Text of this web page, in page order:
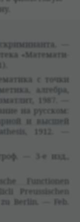
«Матема­ти­
с точки
алгебра,
1987. —
на рус­ском:
и высшей
1912. —
— 3-е изд.,
Functionen
Preussischen
Berlin. — Feb.